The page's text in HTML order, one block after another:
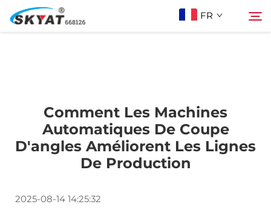
FR
Machine de Soudage par Rétractation sans
Plis
Comment Les Machines
Automatiques De Coupe
D'angles Améliorent Les Lignes
De Production
2025-08-14 14:25:32